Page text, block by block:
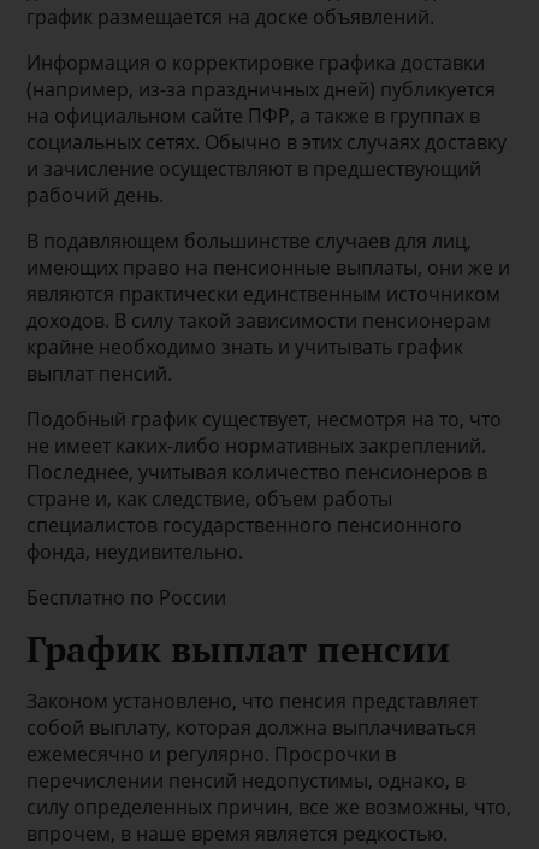
график размещается на доске объявлений.
Информация о корректировке графика доставки
(например, из-за праздничных дней) публикуется
на официальном сайте ПФР, а также в группах в
социальных сетях. Обычно в этих случаях доставку
и зачисление осуществляют в предшествующий
рабочий день.
В подавляющем большинстве случаев для лиц,
имеющих право на пенсионные выплаты, они же и
являются практически единственным источником
доходов. В силу такой зависимости пенсионерам
крайне необходимо знать и учитывать график
выплат пенсий.
Подобный график существует, несмотря на то, что
не имеет каких-либо нормативных закреплений.
Последнее, учитывая количество пенсионеров в
стране и, как следствие, объем работы
специалистов государственного пенсионного
фонда, неудивительно.
Бесплатно по России
График выплат пенсии
Законом установлено, что пенсия представляет
собой выплату, которая должна выплачиваться
ежемесячно и регулярно. Просрочки в
перечислении пенсий недопустимы, однако, в
силу определенных причин, все же возможны, что,
впрочем, в наше время является редкостью.